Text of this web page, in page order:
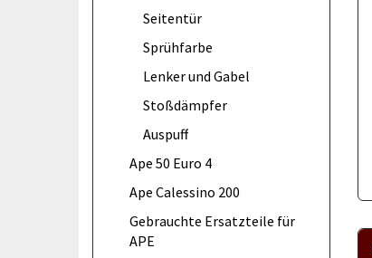
Seitentür
Sprühfarbe
Lenker und Gabel
Stoßdämpfer
Auspuff
Ape 50 Euro 4
Ape Calessino 200
Gebrauchte Ersatzteile für
APE